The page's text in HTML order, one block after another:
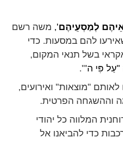
לְמַסְעֵיהֶם', משה רשם
להם במסעות. כדי
בשל תנאי המקום,
"עַל פִּי ה'".
"מוצאות" ואירועים,
וההשגחה הפרטית.
המלווה כל יהודי
כדי להביאנו אל